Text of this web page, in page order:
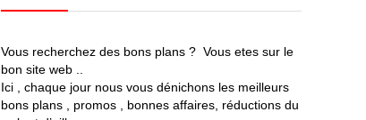
Vous recherchez des bons plans ? Vous etes sur le
bon site web ..
Ici , chaque jour nous vous dénichons les meilleurs
bons plans , promos , bonnes affaires, réductions du